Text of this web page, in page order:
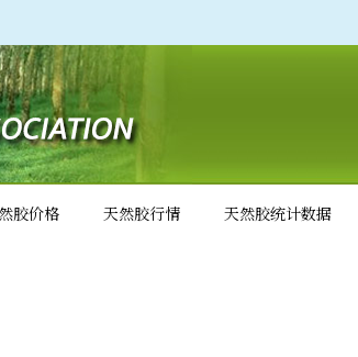
胶价格 天然胶行情 天然胶统计数据